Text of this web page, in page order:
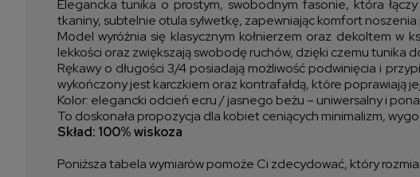
Elegancka tunika o prostym, swobodnym fasonie, która
tkaniny, subtelnie otula sylwetkę, zapewniając komfort noszenia
Model wyróżnia się klasycznym kołnierzem oraz dekoltem w
lekkości oraz zwiększają swobodę ruchów, dzięki czemu tunika
Rękawy o długości 3/4 posiadają możliwość podwinięcia i
wykończony jest karczkiem oraz kontrafałdą, które poprawiają
Kolor: elegancki odcień ecru / jasnego beżu – uniwersalny i
To doskonała propozycja dla kobiet ceniących minimalizm,
Skład: 100% wiskoza
Poniższa tabela wymiarów pomoże Ci zdecydować, który